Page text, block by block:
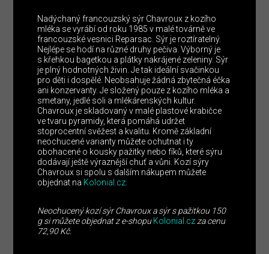
Nadýchaný francouzský sýr Chavroux z kozího
mléka se vyrábí od roku 1985 v malé továrně ve
francouzské vesnici Reparsac. Sýr je roztíratelný.
Nejlépe se hodí na různé druhy pečiva. Výborný je
s křehkou bagetkou a plátky nakrájené zeleniny. Sýr
je plný hodnotných živin. Je tak ideální svačinkou
pro děti i dospělé. Neobsahuje žádná zbytečná éčka
ani konzervanty. Je složený pouze z kozího mléka a
smetany, jedlé soli a mlékárenských kultur.
Chavroux je skladovaný v malé plastové krabičce
ve tvaru pyramidy, která pomáhá udržet
stoprocentní svěžest a kvalitu. Kromě základní
neochucené varianty můžete ochutnat i ty
obohacené o kousky pažitky nebo fíků, které sýru
dodávají ještě výraznější chuť a vůni. Kozí sýry
Chavroux si spolu s dalším nákupem můžete
objednat na Kolonial.cz.
Neochucený kozí sýr Chavroux a sýr s pažitkou 150
g si můžete objednat z e-shopuKolonial.czza cenu
72,90 Kč.